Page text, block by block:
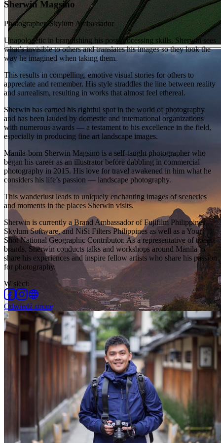
Sherwin Magsino
Photographer. Skylum Ambassador
Unapologetic in brandishing his post-processing skills, Sherwin sees
what’s invisible to others and translates his images so they look the
way he imagined when taking them.
This results in compelling, emotive visual stories for others to
appreciate and remember. His style straddles the line between reality
and surrealism, resulting in works that almost feel ethereal.
Sherwin has earned his rightful spot in the world of photography
and has been lauded by domestic and international organizations
with numerous awards — a testament to his excellence in the field,
especially in producing fine art landscape images.
Manila-born Sherwin Magsino is a self-taught photographer who
began his career as an illustrator before dabbling in commercial
photography in 2015. His love for travel awakened in him what he
considers his life’s passion — landscape photography.
This wanderlust leads to uniquely enchanting images of sceneries
and moments in the places Sherwin visits.
Sherwin is currently a Brand Ambassador of Fujifilm Philippines,
Skylum Software, and NiSi Filters Philippines as well as a Your
Shot National Geographic Contributor. As a representative of these
brands, Sherwin conducts talks and workshops around Manila to
share his experiences and inspire fellow artists who share his passion
for photography.
W sieci:
Odwiedź stronę